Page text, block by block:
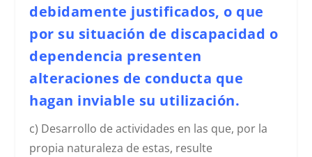
debidamente justificados, o que
por su situación de discapacidad o
dependencia presenten
alteraciones de conducta que
hagan inviable su utilización.
c) Desarrollo de actividades en las que, por la
propia naturaleza de estas, resulte